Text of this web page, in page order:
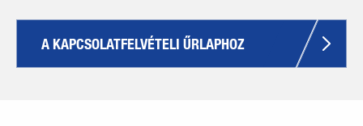
A KAPCSOLATFELVÉTELI ŰRLAPHOZ